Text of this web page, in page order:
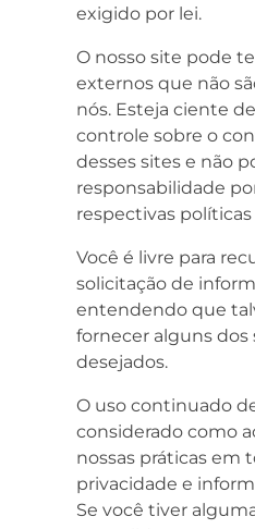
exigido por lei.
O nosso site pode
externos que não
nós. Esteja ciente
controle sobre o
desses sites e não
responsabilidade
respectivas
Você é livre para
solicitação de
entendendo que
fornecer alguns dos
desejados.
O uso continuado
considerado como
nossas práticas em
privacidade e
Se você tiver